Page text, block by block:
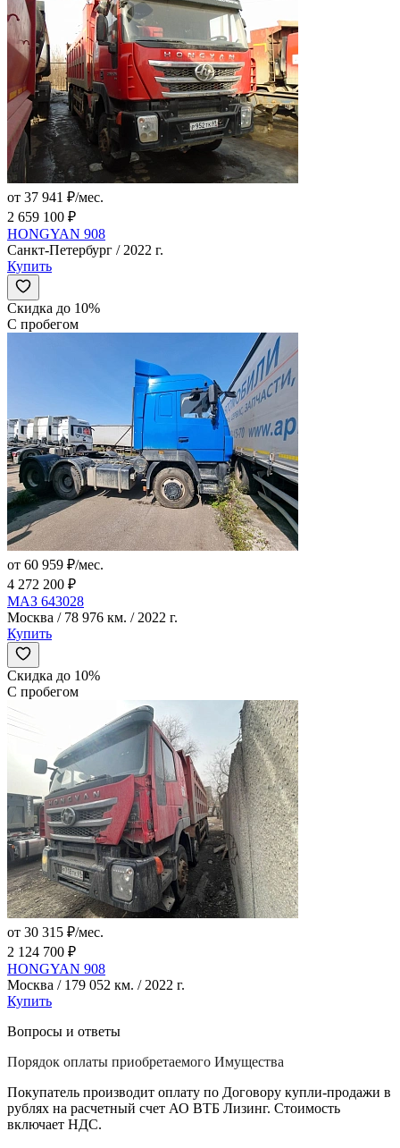
от 37 941 ₽/мес.
2 659 100 ₽
HONGYAN 908
Санкт-Петербург / 2022 г.
Купить
Скидка до 10%
С пробегом
от 60 959 ₽/мес.
4 272 200 ₽
МАЗ 643028
Москва / 78 976 км. / 2022 г.
Купить
Скидка до 10%
С пробегом
от 30 315 ₽/мес.
2 124 700 ₽
HONGYAN 908
Москва / 179 052 км. / 2022 г.
Купить
Вопросы и ответы
Порядок оплаты приобретаемого Имущества
Покупатель производит оплату по Договору купли-продажи в
рублях на расчетный счет АО ВТБ Лизинг. Стоимость
включает НДС.